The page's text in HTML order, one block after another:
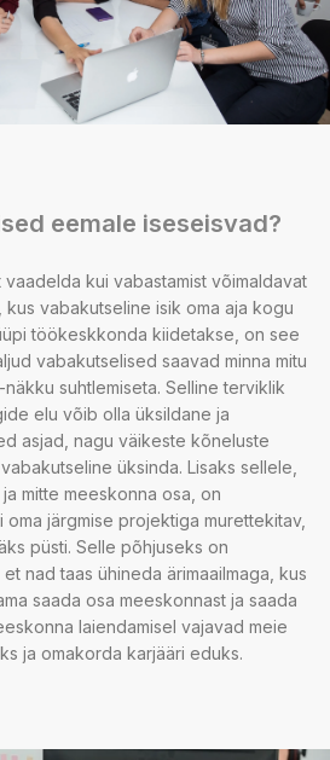
eemale iseseisvad?
kui vabastamist võimaldavat
vabakutseline isik oma aja kogu
töökeskkonda kiidetakse, on see
vabakutselised saavad minna mitu
suhtlemiseta. Selline terviklik
elu võib olla üksildane ja
asjad, nagu väikeste kõneluste
üksinda. Lisaks sellele,
mitte meeskonna osa, on
järgmise projektiga murettekitav,
püsti. Selle põhjuseks on
nad taas ühineda ärimaailmaga, kus
saada osa meeskonnast ja saada
laiendamisel vajavad meie
ja omakorda karjääri eduks.